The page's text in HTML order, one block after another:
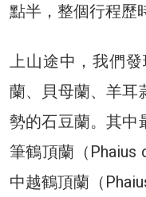
點半，整個行程歷
上山途中，我們
蘭、貝母蘭、羊耳
勢的石豆蘭。其中
筆鶴頂蘭（Phaius
中越鶴頂蘭（